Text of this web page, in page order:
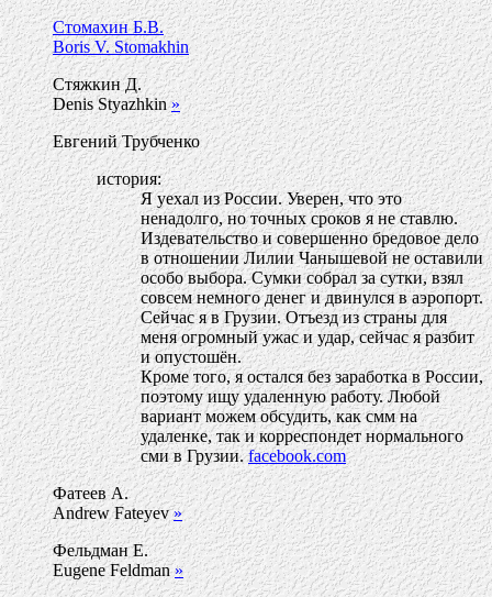
Стомахин Б.В.
Boris V. Stomakhin
Стяжкин Д.
Denis Styazhkin»
Евгений Трубченко
история:
Я уехал из России. Уверен, что это
ненадолго, но точных сроков я не ставлю.
Издевательство и совершенно бредовое дело
в отношении Лилии Чанышевой не оставили
особо выбора. Сумки собрал за сутки, взял
совсем немного денег и двинулся в аэропорт.
Сейчас я в Грузии. Отъезд из страны для
меня огромный ужас и удар, сейчас я разбит
и опустошён.
Кроме того, я остался без заработка в России,
поэтому ищу удаленную работу. Любой
вариант можем обсудить, как смм на
удаленке, так и корреспондет нормального
сми в Грузии.facebook.com
Фатеев А.
Andrew Fateyev»
Фельдман Е.
Eugene Feldman»